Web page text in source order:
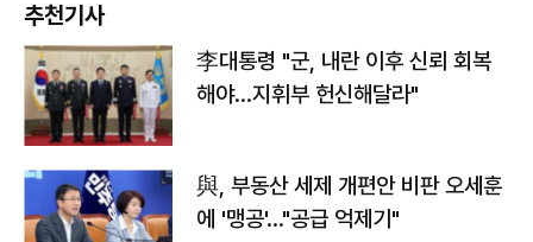
추천기사
李대통령 "군, 내란 이후 신뢰 회복
해야…지휘부 헌신해달라"
與, 부동산 세제 개편안 비판 오세훈
에 '맹공'…"공급 억제기"